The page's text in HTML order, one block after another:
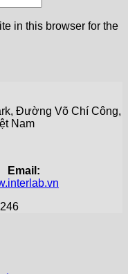
in this browser for the
Đường Võ Chí Công,
Nam
Email: